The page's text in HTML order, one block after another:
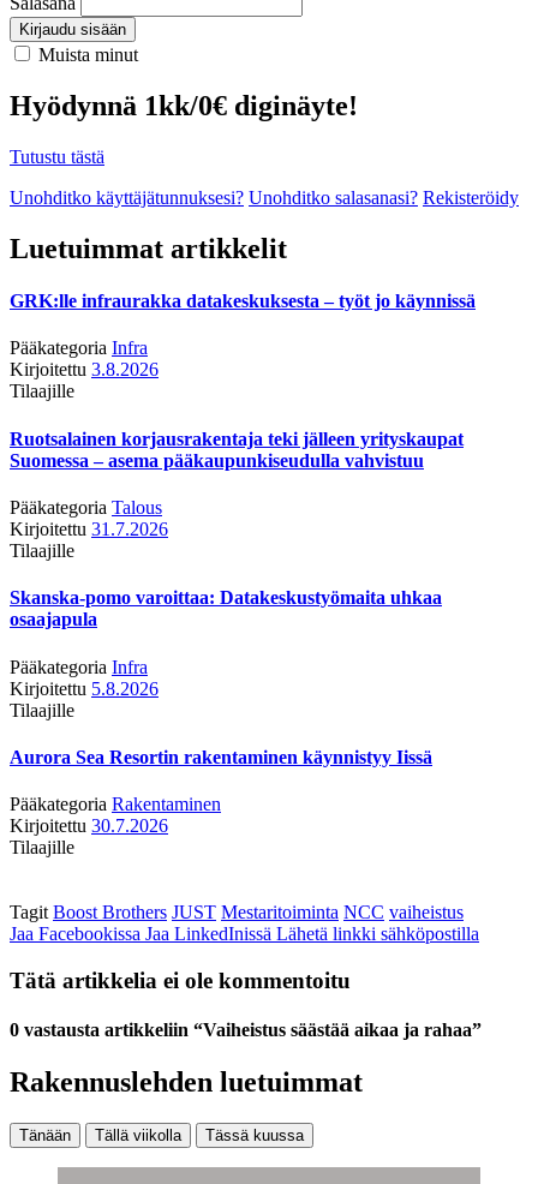
Kirjaudu sisään
Muista minut
Hyödynnä 1kk/0€ diginäyte!
Tutustu tästä
Unohditko käyttäjätunnuksesi? Unohditko salasanasi? Rekisteröidy
Luetuimmat artikkelit
GRK:lle infraurakka datakeskuksesta – työt jo käynnissä
Pääkategoria Infra
Kirjoitettu 3.8.2026
Tilaajille
Ruotsalainen korjausrakentaja teki jälleen yrityskaupat
Suomessa – asema pääkaupunkiseudulla vahvistuu
Pääkategoria Talous
Kirjoitettu 31.7.2026
Tilaajille
Skanska-pomo varoittaa: Datakeskustyömaita uhkaa
osaajapula
Pääkategoria Infra
Kirjoitettu 5.8.2026
Tilaajille
Aurora Sea Resortin rakentaminen käynnistyy Iissä
Pääkategoria Rakentaminen
Kirjoitettu 30.7.2026
Tilaajille
Tagit Boost Brothers JUST Mestaritoiminta NCC vaiheistus
Jaa Facebookissa Jaa LinkedInissä Lähetä linkki sähköpostilla
Tätä artikkelia ei ole kommentoitu
0 vastausta artikkeliin “Vaiheistus säästää aikaa ja rahaa”
Rakennuslehden luetuimmat
Tänään Tällä viikolla Tässä kuussa